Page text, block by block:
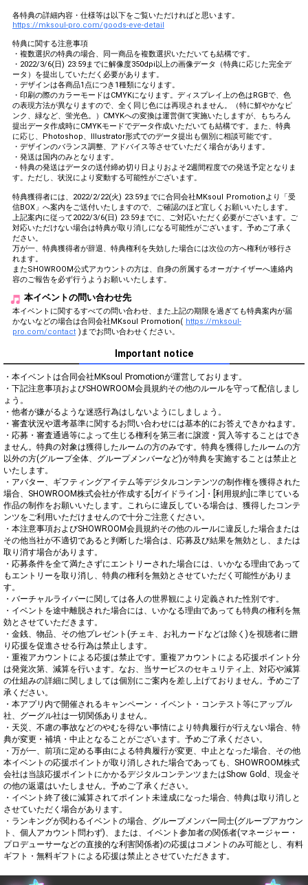
各特典の詳細内容・仕様等は以下をご覧いただければと思います。
https://mksoul-pro.com/goods-eve-detail
特典に関する注意事項
・複数選択の特典の場合、同一商品を複数選択いただいても結構です。
・2022/3/6(日) 23:59までに解像度350dpi以上の画像データ（特典に応じた完全デ
ータ）を提出していただく必要があります。
・デザインは各商品1点につき1種類になります。
・印刷の際のカラーモードはCMYKになります。ディスプレイ上の色はRGBで、色
の表現方法が異なりますので、全く同じ色には再現されません。（特に鮮やかなピ
ンク、緑など、蛍光色。）CMYKへの変換は運営側て実施いたしますが、もちろん
提出データ作成時にCMYKモードでデータ作成いただいても結構です。また、特典
に応じ、Photoshop、Illustrator形式でのデータ提出も個別に相談可能です。
・デザインのバランス調整、アドバイス等させていただく場合があります。
・発送は国内のみとなります。
・特典の発送はデータの送付締め切り日よりおよそ2週間程度での発送予定となりま
す。ただし、状況により変動する可能性がございます。
特典獲得者には、2022/2/22(火) 23:59までに合同会社MKsoul Promotionより「受
信BOX」へ案内をご送付いたしますので、ご確認のほど宜しくお願いいたします。
上記案内に従って2022/3/6(日) 23:59までに、ご対応いただく必要がございます。ご
対応いただけない場合は特典が取り消しになる可能性がございます。予めご了承く
ださい。
万が一、特典獲得者が辞退、特典権利を失効した場合には次位の方へ権利が移行さ
れます。
またSHOWROOM公式アカウントの方は、自身の所属するオーガナイザーへ連絡内
容のご報告を必ず行うようお願いいたします。
本イベントの問い合わせ先
本イベントに関するすべての問い合わせ、また上記の期限を過ぎても特典案内が届
かないなどの場合は合同会社MKsoul Promotion( https://mksoul-
pro.com/contact )までお問い合わせください。
Important notice
・本イベントは合同会社MKsoul Promotionが運営しております。
・下記注意事項およびSHOWROOM会員規約その他のルールを守って配信しまし
ょう。
・他者が嫌がるような迷惑行為はしないようにしましょう。
・審査状況や選考基準に関するお問い合わせには基本的にお答えできかねます。
・応募・審査通過等によって生じる権利を第三者に譲渡・質入等することはでき
ません。特典の対象は獲得したルームの方のみです。特典を獲得したルームの方
以外の方(グループ全体、グループメンバーなど)が特典を実施することは禁止と
いたします。
・アバター、ギフティングアイテム等デジタルコンテンツの制作権を獲得された
場合、SHOWROOM株式会社が作成する[ガイドライン]・[利用規約]に準じている
作品の制作をお願いいたします。これらに違反している場合は、獲得したコンテ
ンツをご利用いただけませんので十分ご注意ください。
・本注意事項およびSHOWROOM会員規約その他のルールに違反した場合または
その他当社が不適切であると判断した場合は、応募及び結果を無効とし、または
取り消す場合があります。
・応募条件を全て満たさずにエントリーされた場合には、いかなる理由であって
もエントリーを取り消し、特典の権利を無効とさせていただく可能性がありま
す。
・バーチャルライバーに関しては各人の世界観により定義された性別です。
・イベントを途中離脱された場合には、いかなる理由であっても特典の権利を無
効とさせていただきます。
・金銭、物品、その他プレゼント(チェキ、お礼カードなどは除く)を視聴者に贈
り応援を促進させる行為は禁止します。
・重複アカウントによる応援は禁止です。重複アカウントによる応援ポイント分
は発覚次第、減算を行います。なお、当サービスのセキュリティ上、対応や減算
の仕組みの詳細に関しましては個別にご案内を差し上げておりません。予めご了
承ください。
・本アプリ内で開催されるキャンペーン・イベント・コンテスト等にアップル
社、グーグル社は一切関係ありません。
・天災、不慮の事故などのやむを得ない事情により特典履行が行えない場合、特
典が変更・補填・中止となることがございます。予めご了承ください。
・万が一、前項に定める事由による特典履行が変更、中止となった場合、その他
本イベントの応援ポイントが取り消しされた場合であっても、SHOWROOM株式
会社は当該応援ポイントにかかるデジタルコンテンツまたはShow Gold、現金そ
の他の返還はいたしません。予めご了承ください。
・イベント終了後に減算されてポイント未達成になった場合、特典は取り消しと
させていただく場合があります。
・ランキングが関わるイベントの場合、グループメンバー同士(グループアカウン
ト、個人アカウント問わず)、または、イベント参加者の関係者(マネージャー・
プロデューサーなどの直接的な利害関係者)の応援はコメントのみ可能とし、有料
ギフト・無料ギフトによる応援は禁止とさせていただきます。